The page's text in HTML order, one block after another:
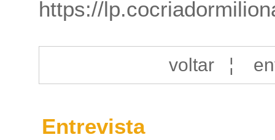
https://
voltar¦
Entrevista